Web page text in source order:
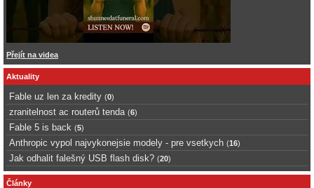
Přejít na videa
Aktuality
Fable uz len za kredity (0)
zranitelnost ac routerů tenda (6)
Fable 5 is back (5)
Anthropic vypol najvykonejsie modely - pre vsetkych (16)
Jak odhalit falešný USB flash disk? (20)
Články